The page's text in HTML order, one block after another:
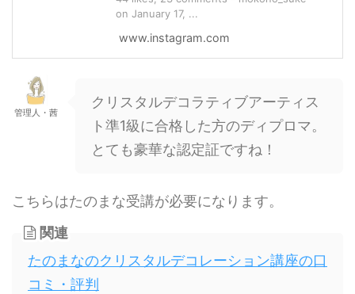
on January 17, ...
www.instagram.com
管理人・茜
クリスタルデコラティブアーティス
ト準1級に合格した方のディプロマ。
とても豪華な認定証ですね！
こちらはたのまな受講が必要になります。
関連
たのまなのクリスタルデコレーション講座の口
コミ・評判